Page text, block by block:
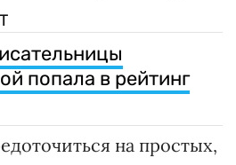
попала в рейтинг
на простых,